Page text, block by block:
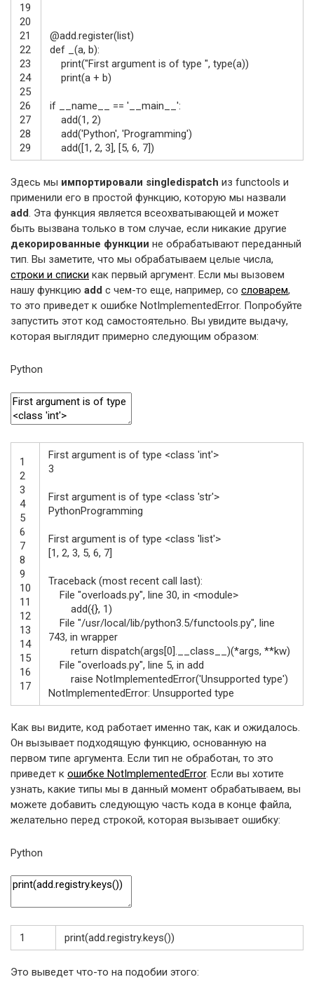
19
20
21
22
23
24
25
26
27
28
29
@add.register(list)
def
(a, b):
print("First argument is of type ", type(a))
print(a + b)
if __name__ == '__main__':
add(1, 2)
add('Python', 'Programming')
add([1, 2, 3 , [5, 6, 7 )
Здесь мы импортировали singledispatch из functools и
применили его в простой функцию, которую мы назвали
add. Эта функция является всеохватывающей и может
быть вызвана только в том случае, если никакие другие
декорированные функции не обрабатывают переданный
тип. Вы заметите, что мы обрабатываем целые числа,
строки и списки как первый аргумент. Если мы вызовем
нашу функцию add с чем-то еще, например, со словарем,
то это приведет к ошибке NotImplementedError. Попробуйте
запустить этот код самостоятельно. Вы увидите выдачу,
которая выглядит примерно следующим образом:
Python
1
2
3
4
5
6
7
8
9
10
11
12
13
14
15
16
17
First argument is of type <class 'int'>
3
First argument is of type <class 'str'>
PythonProgramming
First argument is of type <class 'list'>
[1, 2, 3, 5, 6, 7]
Traceback (most recent call last):
File "overloads.py", line 30, in <module>
add({}, 1)
File "/usr/local/lib/python3.5/functools.py", line
743, in wrapper
return dispatch(args[0]. __class__ )(*args, **kw)
File "overloads.py", line 5, in add
raise NotImplementedError('Unsupported type')
NotImplementedError: Unsupported type
Как вы видите, код работает именно так, как и ожидалось.
Он вызывает подходящую функцию, основанную на
первом типе аргумента. Если тип не обработан, то это
приведет к ошибке NotImplementedError. Если вы хотите
узнать, какие типы мы в данный момент обрабатываем, вы
можете добавить следующую часть кода в конце файла,
желательно перед строкой, которая вызывает ошибку:
Python
1 print(add.registry.keys())
Это выведет что-то на подобии этого: